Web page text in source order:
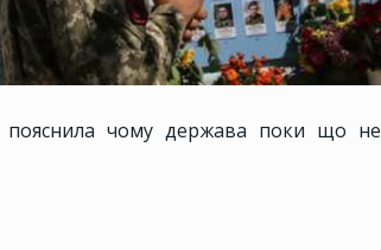
пояснила чому держава поки що не